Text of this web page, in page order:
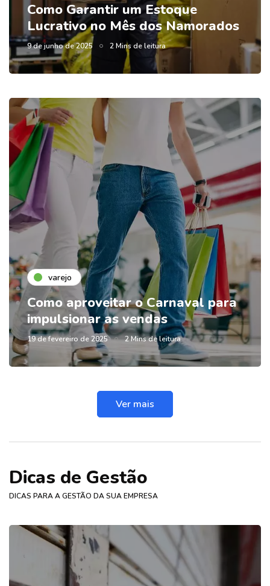
Como Garantir um Estoque
Lucrativo no Mês dos Namorados
9 de junho de 2025 2 Mins de leitura
varejo
Como aproveitar o Carnaval para
impulsionar as vendas
19 de fevereiro de 2025 2 Mins de leitura
Ver mais
Dicas de Gestão
DICAS PARA A GESTÃO DA SUA EMPRESA